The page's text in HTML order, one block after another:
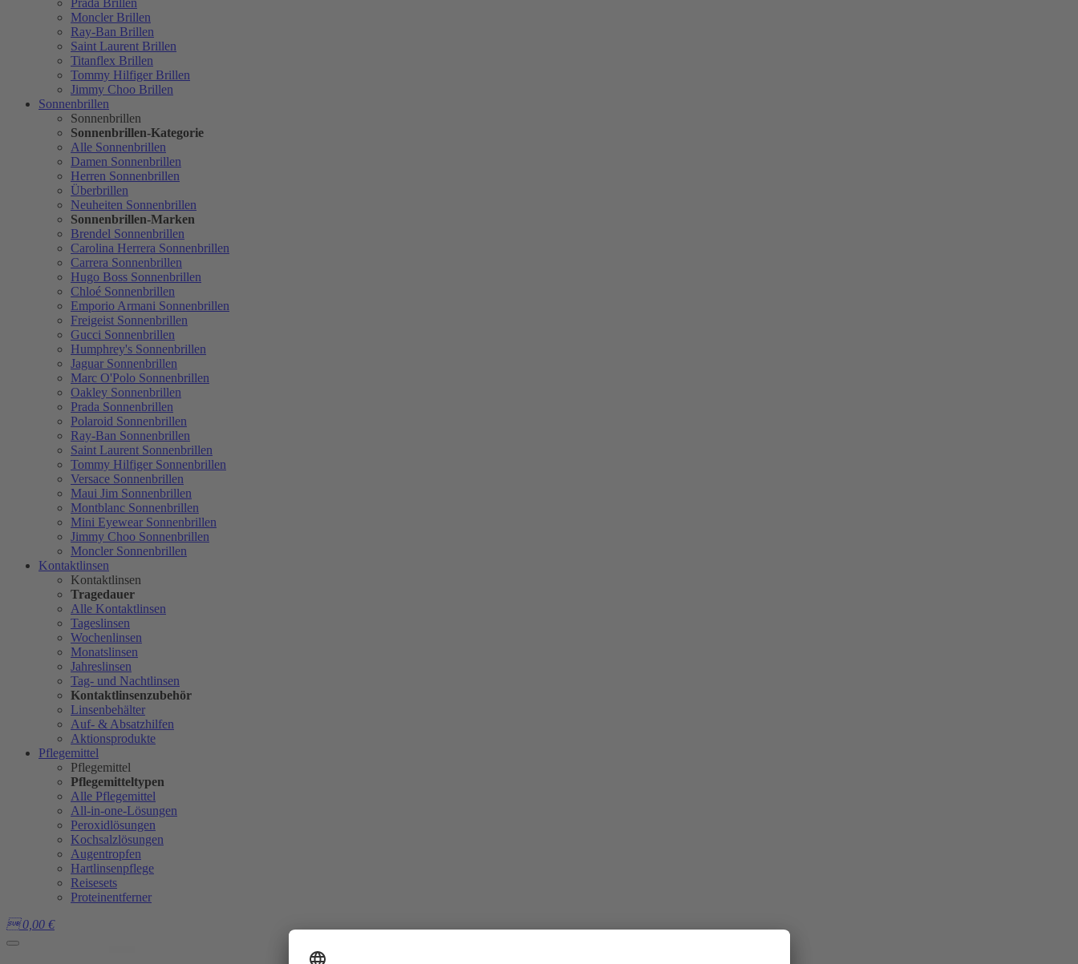
Prada Brillen
Moncler Brillen
Ray-Ban Brillen
Saint Laurent Brillen
Titanflex Brillen
Tommy Hilfiger Brillen
Jimmy Choo Brillen
Sonnenbrillen
Sonnenbrillen
Sonnenbrillen-Kategorie
Alle Sonnenbrillen
Damen Sonnenbrillen
Herren Sonnenbrillen
Überbrillen
Neuheiten Sonnenbrillen
Sonnenbrillen-Marken
Brendel Sonnenbrillen
Carolina Herrera Sonnenbrillen
Carrera Sonnenbrillen
Hugo Boss Sonnenbrillen
Chloé Sonnenbrillen
Emporio Armani Sonnenbrillen
Freigeist Sonnenbrillen
Gucci Sonnenbrillen
Humphrey's Sonnenbrillen
Jaguar Sonnenbrillen
Marc O'Polo Sonnenbrillen
Oakley Sonnenbrillen
Prada Sonnenbrillen
Polaroid Sonnenbrillen
Ray-Ban Sonnenbrillen
Saint Laurent Sonnenbrillen
Tommy Hilfiger Sonnenbrillen
Versace Sonnenbrillen
Maui Jim Sonnenbrillen
Montblanc Sonnenbrillen
Mini Eyewear Sonnenbrillen
Jimmy Choo Sonnenbrillen
Moncler Sonnenbrillen
Kontaktlinsen
Kontaktlinsen
Tragedauer
Alle Kontaktlinsen
Tageslinsen
Wochenlinsen
Monatslinsen
Jahreslinsen
Tag- und Nachtlinsen
Kontaktlinsenzubehör
Linsenbehälter
Auf- & Absatzhilfen
Aktionsprodukte
Pflegemittel
Pflegemittel
Pflegemitteltypen
Alle Pflegemittel
All-in-one-Lösungen
Peroxidlösungen
Kochsalzlösungen
Augentropfen
Hartlinsenpflege
Reisesets
Proteinentferner
 0,00 €